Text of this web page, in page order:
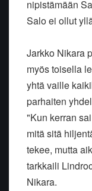
nipistämään
Salo ei ollut
Jarkko Nikara
myös toisella
yhtä vaille
parhaiten
"Kun kerran
mitä sitä
tekee, mutta
tarkkaili
Nikara.